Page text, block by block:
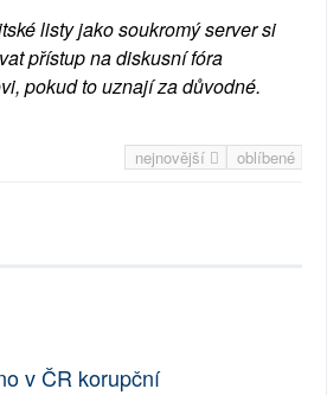
listy jako soukromý server si
přístup na diskusní fóra
pokud to uznají za důvodné.
nejnovější oblíbené
v ČR korupční